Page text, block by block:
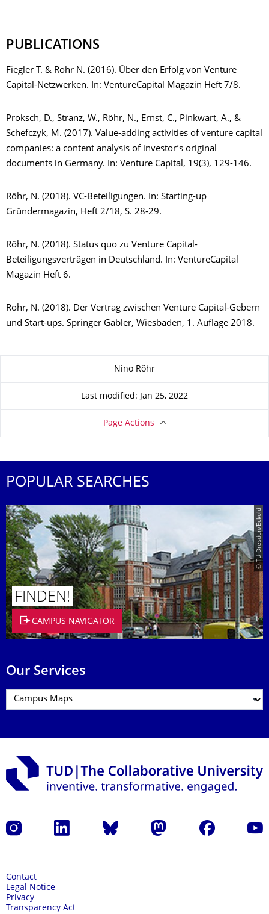
PUBLICATIONS
Fiegler T. & Röhr N. (2016). Über den Erfolg von Venture
Capital-Netzwerken. In: VentureCapital Magazin Heft 7/8.
Proksch, D., Stranz, W., Röhr, N., Ernst, C., Pinkwart, A., &
Schefczyk, M. (2017). Value-adding activities of venture capital
companies: a content analysis of investor’s original
documents in Germany. In: Venture Capital, 19(3), 129-146.
Röhr, N. (2018). VC-Beteiligungen. In: Starting-up
Gründermagazin, Heft 2/18, S. 28-29.
Röhr, N. (2018). Status quo zu Venture Capital-
Beteiligungsverträgen in Deutschland. In: VentureCapital
Magazin Heft 6.
Röhr, N. (2018). Der Vertrag zwischen Venture Capital-Gebern
und Start-ups. Springer Gabler, Wiesbaden, 1. Auflage 2018.
Nino Röhr
Last modified: Jan 25, 2022
Page Actions
POPULAR SEARCHES
© TU Dresden/Eckold
FINDEN!
CAMPUS NAVIGATOR
Our Services
Instagram LinkedIn Bluesky Mastodon Facebook
Contact
Legal Notice
Privacy
Transparency Act